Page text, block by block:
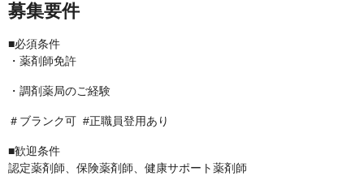
募集要件
■必須条件
・薬剤師免許
・調剤薬局のご経験
＃ブランク可 #正職員登用あり
■歓迎条件
認定薬剤師、保険薬剤師、健康サポート薬剤師